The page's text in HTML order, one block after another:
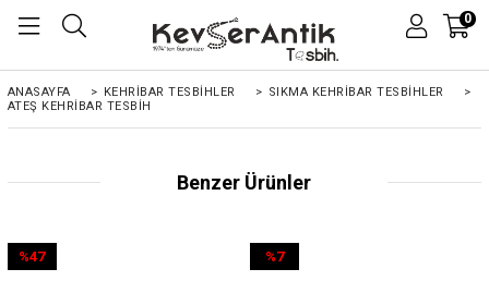
0
ANASAYFA > KEHRIBAR TESBIHLER > SIKMA KEHRİBAR TESBİHLER
>
ATEŞ KEHRIBAR TESBIH
Benzer Ürünler
%47
%7